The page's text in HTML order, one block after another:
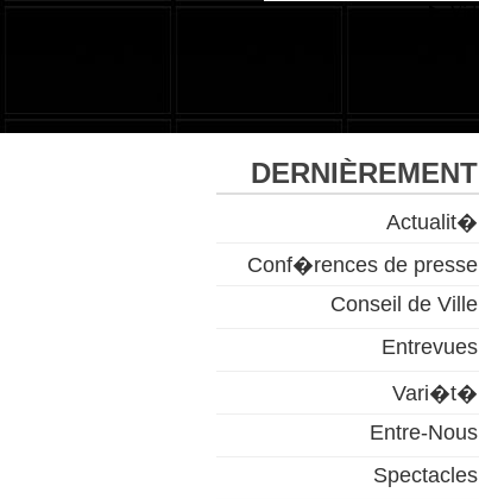
DERNIÈREMENT
Actualit�
Conf�rences de presse
Conseil de Ville
Entrevues
Vari�t�
Entre-Nous
Spectacles